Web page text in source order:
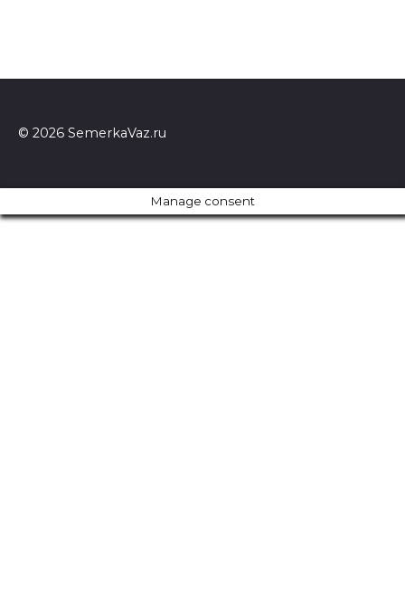
© 2026 SemerkaVaz.ru
Manage consent